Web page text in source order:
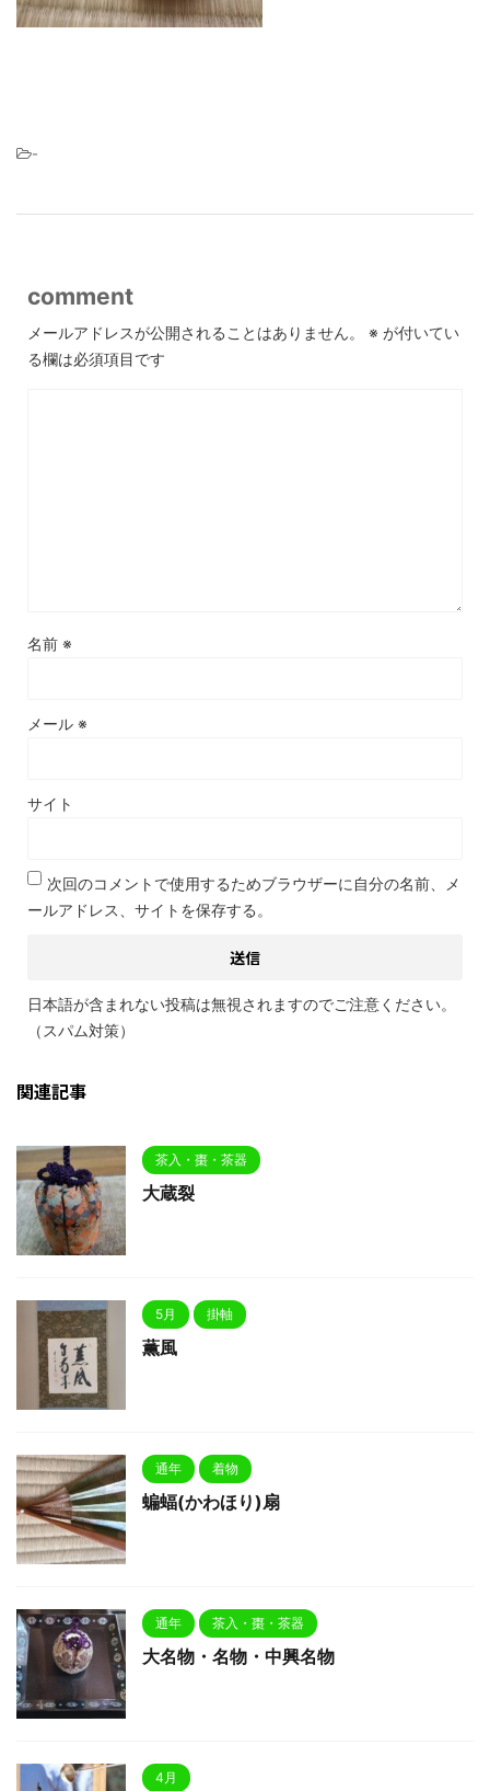
-
comment
メールアドレスが公開されることはありません。 ※ が付いてい
る欄は必須項目です
名前 ※
メール ※
サイト
次回のコメントで使用するためブラウザーに自分の名前、メ
ールアドレス、サイトを保存する。
日本語が含まれない投稿は無視されますのでご注意ください。
（スパム対策）
関連記事
茶入・棗・茶器
大蔵裂
5月 掛軸
薫風
通年 着物
蝙蝠(かわほり)扇
通年 茶入・棗・茶器
大名物・名物・中興名物
4月